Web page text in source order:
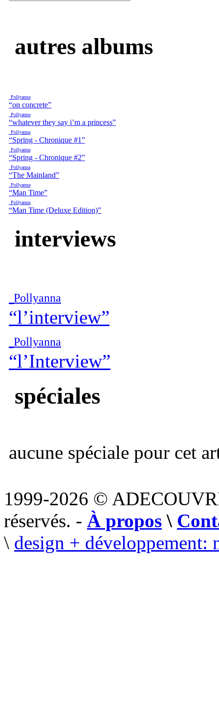
autres albums
Pollyanna
“on concrete”
Pollyanna
“whatever they say i’m a princess”
Pollyanna
“Spring - Chronique #1”
Pollyanna
“Spring - Chronique #2”
Pollyanna
“The Mainland”
Pollyanna
“Man Time”
Pollyanna
“Man Time (Deluxe Edition)”
interviews
Pollyanna
“l’interview”
Pollyanna
“l’Interview”
spéciales
aucune spéciale pour cet
1999-2026 ©
réservés. - À propos \
\ design + développement: